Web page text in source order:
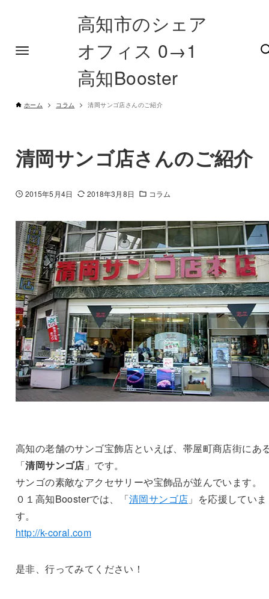
高知市のシェア
オフィス 0→1
高知Booster
ホーム コラム 清岡サンゴ店さんのご紹介
清岡サンゴ店さんのご紹介
2015年5月4日 2018年3月8日 コラム
高知の老舗のサンゴ宝飾店といえば、帯屋町商店街にあ
「清岡サンゴ店 」です。
サンゴの素敵なアクセサリーや宝飾品が並んでいます。
０１高知Boosterでは、「清岡サンゴ店 」を応援していま
す。
http://k-coral.com
是非、行ってみてください！